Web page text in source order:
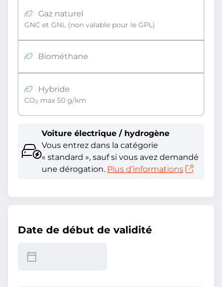
Gaz naturel
GNC et GNL (non valable pour le GPL)
Biométhane
Hybride
CO₂ max 50 g/km
Voiture électrique / hydrogène
Vous entrez dans la catégorie
« standard », sauf si vous avez demandé
une dérogation. Plus d’informations
Date de début de validité